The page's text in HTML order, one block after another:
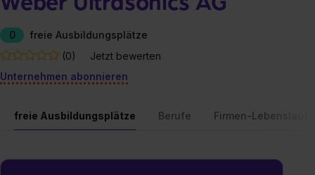
0
freie Ausbildungsplätze
(0)
Jetzt bewerten
Unternehmen abonnieren
freie Ausbildungsplätze Berufe Firmen-Lebenslauf